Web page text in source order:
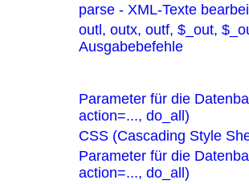
parse - XML-Texte
outl, outx, outf, $_out,
Ausgabebefehle
Parameter für die
action=..., do_all)
CSS (Cascading Style
Parameter für die
action=..., do_all)